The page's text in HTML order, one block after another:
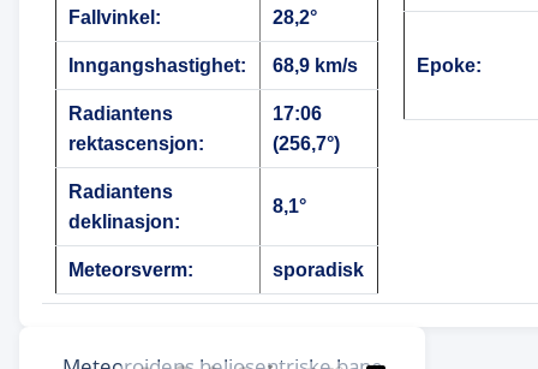
Fallvinkel: 28,2°
Inngangshastighet: 68,9 km/s
Radiantens
rektascensjon:
17:06
(256,7°)
Radiantens
deklinasjon:
8,1°
Meteorsverm: sporadisk
Epoke: